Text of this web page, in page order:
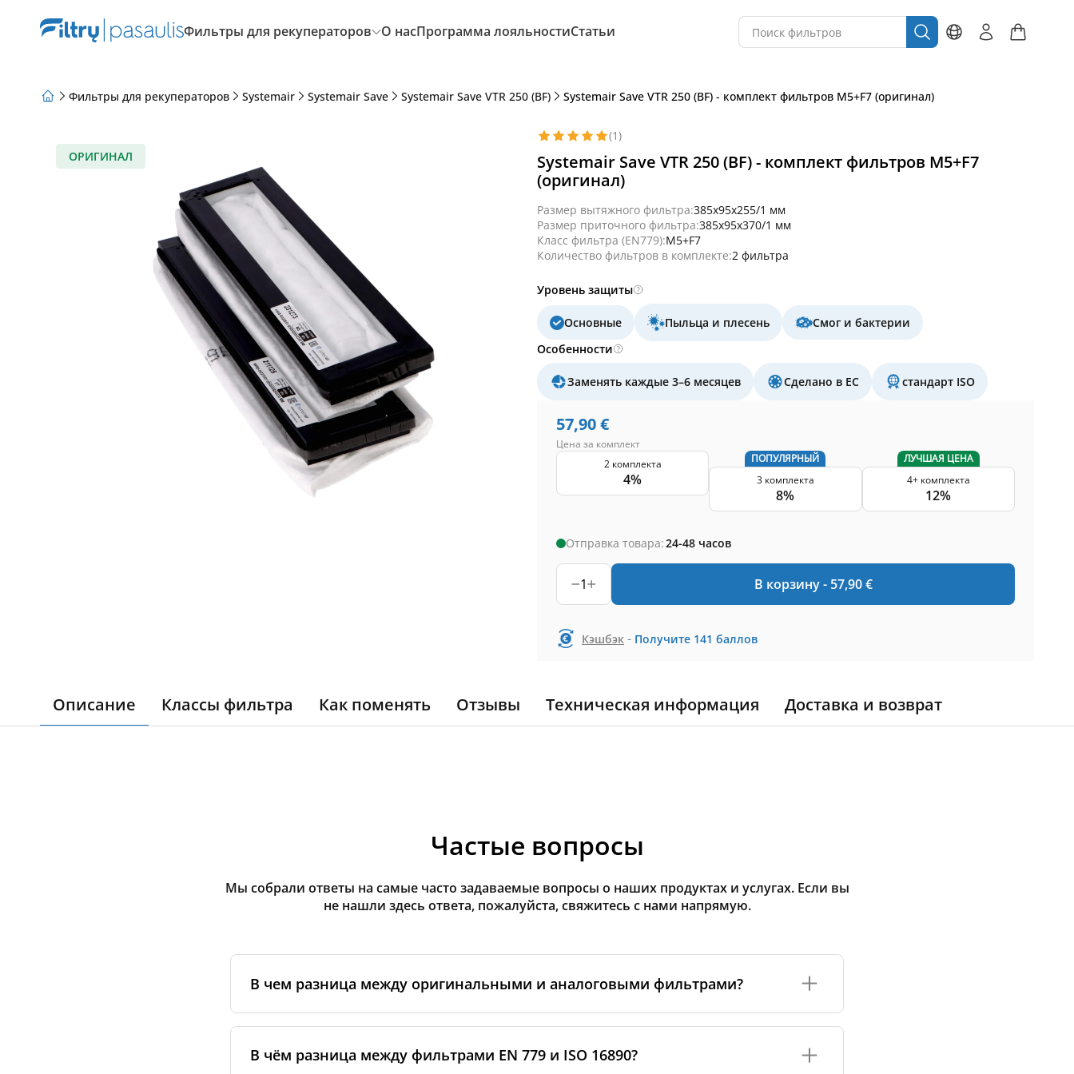
Фильтры для рекуператоров О насПрограмма лояльностиСтатьи
Фильтры для рекуператоров Systemair Systemair Save Systemair Save VTR 250 (BF) Systemair Save VTR 250 (BF) - комплект фильтров M5+F7 (оригинал)
ОРИГИНАЛ
(1)
Systemair Save VTR 250 (BF) - комплект фильтров M5+F7
(оригинал)
Размер вытяжного фильтра:385x95x255/1 мм
Размер приточного фильтра:385x95x370/1 мм
Класс фильтра (EN779):M5+F7
Количество фильтров в комплекте:2 фильтра
Уровень защиты
Основные Пыльца и плесень
Смог и бактерии
Особенности
Заменять каждые 3–6 месяцев Сделано в ЕС стандарт ISO
57,90€
Цена за комплект
2 комплекта
4%
ПОПУЛЯРНЫЙ
3 комплекта
8%
ЛУЧШАЯ ЦЕНА
4+ комплекта
12%
Отправка товара:24-48 часов
1 В корзину - 57,90 €
Кэшбэк - Получите 141 баллов
Описание Классы фильтра Как поменять Отзывы Техническая информация Доставка и возврат
Частые вопросы
Мы собрали ответы на самые часто задаваемые вопросы о наших продуктах и услугах. Если вы
не нашли здесь ответа, пожалуйста, свяжитесь с нами напрямую.
В чем разница между оригинальными и аналоговыми фильтрами?
сертифицированными производственными партнёрами. Такие фильтры соответствуют
специальным стандартам бренда, включая требования к материалам, производству и
В чём разница между фильтрами EN 779 и ISO 16890?